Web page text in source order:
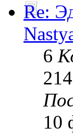
Re:
6
10